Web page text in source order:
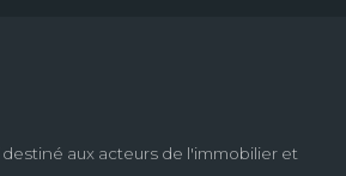
aux acteurs de l'immobilier et